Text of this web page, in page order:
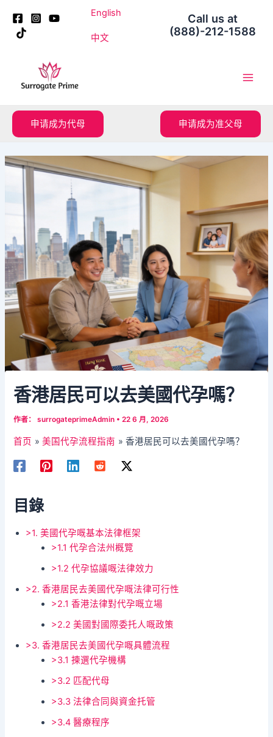
English
中文
Call us at
(888)-212-1588
申请成为代母 申请成为准父母
香港居民可以去美國代孕嗎？
作者： surrogateprimeAdmin •22 6 月, 2026
首页 美国代孕流程指南 香港居民可以去美國代孕嗎？
目錄
>1. 美國代孕嘅基本法律框架
>1.1 代孕合法州概覽
>1.2 代孕協議嘅法律效力
>2. 香港居民去美國代孕嘅法律可行性
>2.1 香港法律對代孕嘅立場
>2.2 美國對國際委托人嘅政策
>3. 香港居民去美國代孕嘅具體流程
>3.1 揀選代孕機構
>3.2 匹配代母
>3.3 法律合同與資金托管
>3.4 醫療程序
navigation